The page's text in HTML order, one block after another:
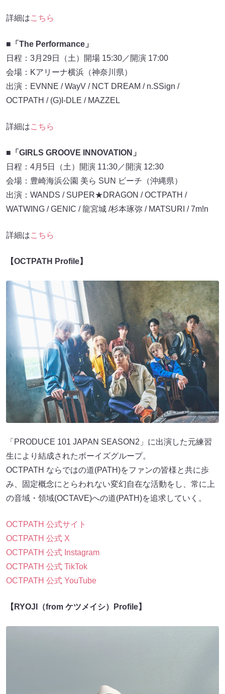
詳細はこちら
■「The Performance」
日程：3月29日（土）開場 15:30／開演 17:00
会場：Kアリーナ横浜（神奈川県）
出演：EVNNE / WayV / NCT DREAM / n.SSign /
OCTPATH / (G)I-DLE / MAZZEL
詳細はこちら
■「GIRLS GROOVE INNOVATION」
日程：4月5日（土）開演 11:30／開演 12:30
会場：豊崎海浜公園 美ら SUN ビーチ（沖縄県）
出演：WANDS / SUPER★DRAGON / OCTPATH /
WATWING / GENIC / 龍宮城 /杉本琢弥 / MATSURI / 7m!n
詳細はこちら
【OCTPATH Profile】
「PRODUCE 101 JAPAN SEASON2」に出演した元練習
⽣により結成されたボーイズグループ。
OCTPATH ならではの道(PATH)をファンの皆様と共に歩
み、固定概念にとらわれない変幻⾃在な活動をし、常に上
の⾳域・領域(OCTAVE)への道(PATH)を追求していく。
OCTPATH 公式サイト
OCTPATH 公式 X
OCTPATH 公式 Instagram
OCTPATH 公式 TikTok
OCTPATH 公式 YouTube
【RYOJI（from ケツメイシ）Profile】